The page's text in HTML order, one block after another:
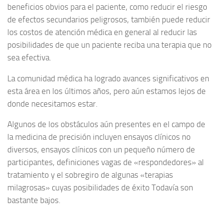
beneficios obvios para el paciente, como reducir el riesgo
de efectos secundarios peligrosos, también puede reducir
los costos de atención médica en general al reducir las
posibilidades de que un paciente reciba una terapia que no
sea efectiva.
La comunidad médica ha logrado avances significativos en
esta área en los últimos años, pero aún estamos lejos de
donde necesitamos estar.
Algunos de los obstáculos aún presentes en el campo de
la medicina de precisión incluyen ensayos clínicos no
diversos, ensayos clínicos con un pequeño número de
participantes, definiciones vagas de «respondedores» al
tratamiento y el sobregiro de algunas «terapias
milagrosas» cuyas posibilidades de éxito Todavía son
bastante bajos.